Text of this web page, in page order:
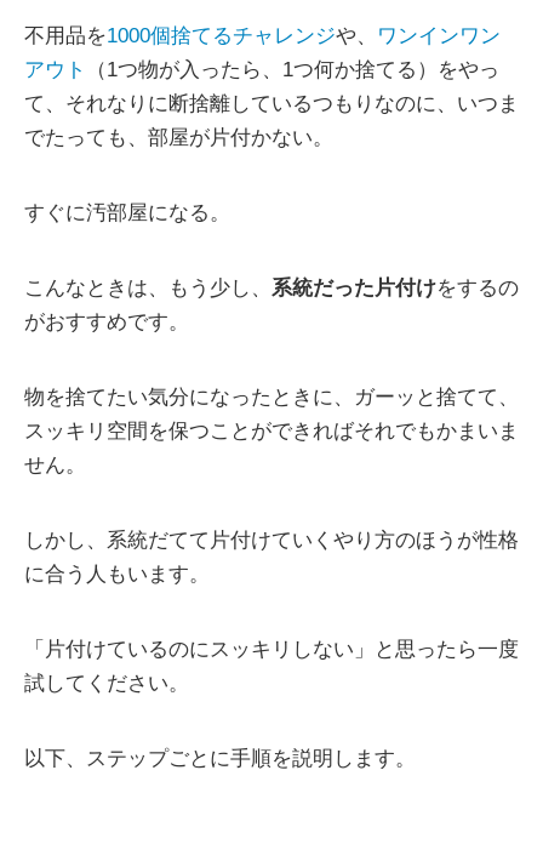
不用品を1000個捨てるチャレンジや、
ワンインワン
アウト
（1つ物が入ったら、1つ何か捨てる）をやっ
て、それなりに断捨離しているつもりなのに、いつま
でたっても、部屋が片付かない。
すぐに汚部屋になる。
こんなときは、もう少し、 系統だった片付けをするの
がおすすめです。
物を捨てたい気分になったときに、ガーッと捨てて、
スッキリ空間を保つことができればそれでもかまいま
せん。
しかし、系統だてて片付けていくやり方のほうが性格
に合う人もいます。
「片付けているのにスッキリしない」と思ったら一度
試してください。
以下、ステップごとに手順を説明します。